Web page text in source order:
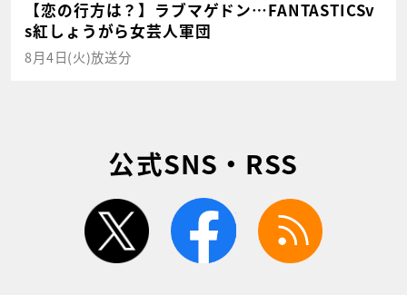
【恋の行方は？】ラブマゲドン…FANTASTICSv
s紅しょうがら女芸人軍団
8月4日(火)放送分
公式SNS・RSS
twitter facebook